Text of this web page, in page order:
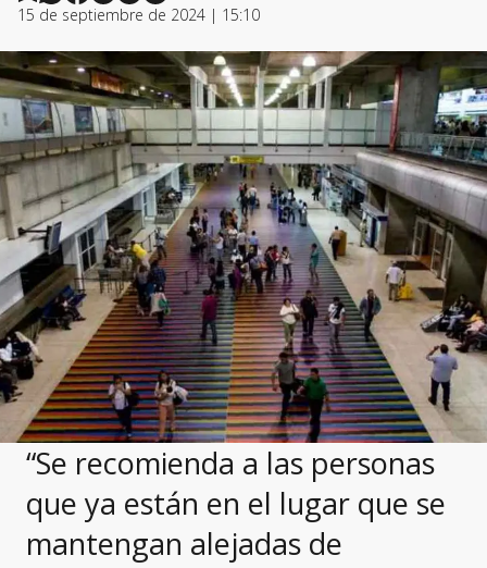
15 de septiembre de 2024 | 15:10
“Se recomienda a las personas
que ya están en el lugar que se
mantengan alejadas de